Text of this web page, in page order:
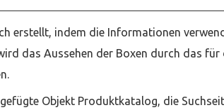
erstellt, indem die Informationen
das Aussehen der Boxen durch das für
Objekt Produktkatalog, die